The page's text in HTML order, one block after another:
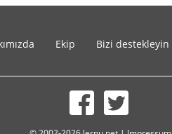
Ekip Bizi destekleyin